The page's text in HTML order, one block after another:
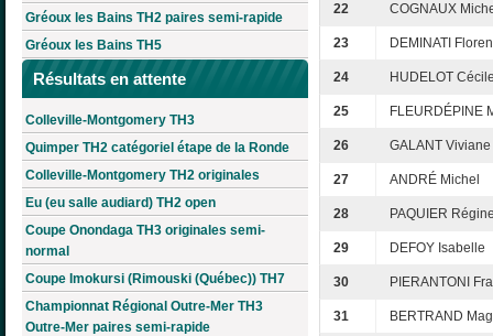
Gréoux les Bains TH2 paires semi-rapide
Gréoux les Bains TH5
Résultats en attente
Colleville-Montgomery TH3
Quimper TH2 catégoriel étape de la Ronde
Colleville-Montgomery TH2 originales
Eu (eu salle audiard) TH2 open
Coupe Onondaga TH3 originales semi-
normal
Coupe Imokursi (Rimouski (Québec)) TH7
Championnat Régional Outre-Mer TH3
Outre-Mer paires semi-rapide
22 COGNAUX
23 DEMINATI
24 HUDELOT
25 FLEURDÉPINE
26 GALANT Viviane
27 ANDRÉ Michel
28 PAQUIER
29 DEFOY Isabelle
30 PIERANTONI
31 BERTRAND